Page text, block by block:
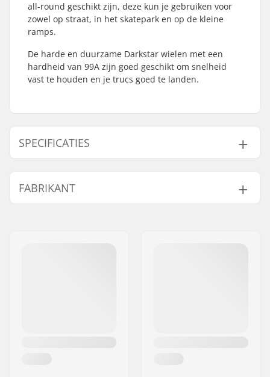
all-round geschikt zijn, deze kun je gebruiken voor
zowel op straat, in het skatepark en op de kleine
ramps.
De harde en duurzame Darkstar wielen met een
hardheid van 99A zijn goed geschikt om snelheid
vast te houden en je trucs goed te landen.
SPECIFICATIES
Wieldiameter:
51mm, 53mm
Lagers:
Wielhardheid:
99A
FABRIKANT